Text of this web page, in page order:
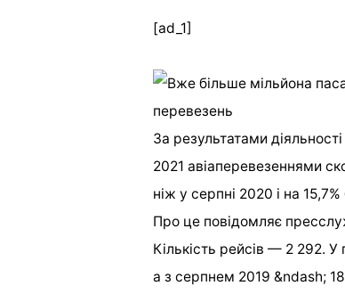
[ad_1]
За результатами
2021 авіаперевезеннями
ніж у серпні 2020 і на
Про це повідомляє
Кількість рейсів — 2 292.
а з серпнем 2019 &ndash;